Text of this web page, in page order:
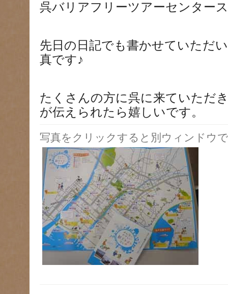
呉バリアフリーツアーセンター
先日の日記でも書かせていただ
真です♪
たくさんの方に呉に来ていただ
が伝えられたら嬉しいです。
写真をクリックすると別ウィンドウ